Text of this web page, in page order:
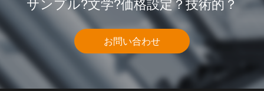
サンプル?文学?価格設定？技術的？
お問い合わせ